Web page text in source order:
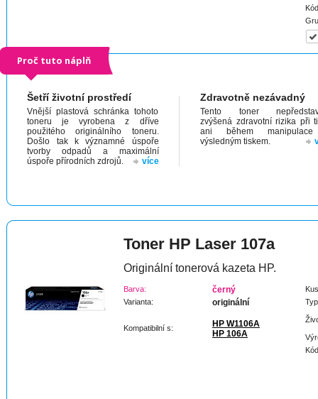
Proč tuto náplň
Šetří životní prostředí
Vnější plastová schránka tohoto
toneru je vyrobena z dříve
použitého originálního toneru.
Došlo tak k významné úspoře
tvorby odpadů a maximální
úspoře přírodních zdrojů.
více
Zdravotně nezávadný
Tento toner
zvýšená zdravotní rizika při
ani během
výsledným tiskem.
Toner HP Laser 107a
Originální tonerová kazeta HP.
Barva: černý
Varianta: originální
Kompatibilní s:
HP W1106A
HP 106A